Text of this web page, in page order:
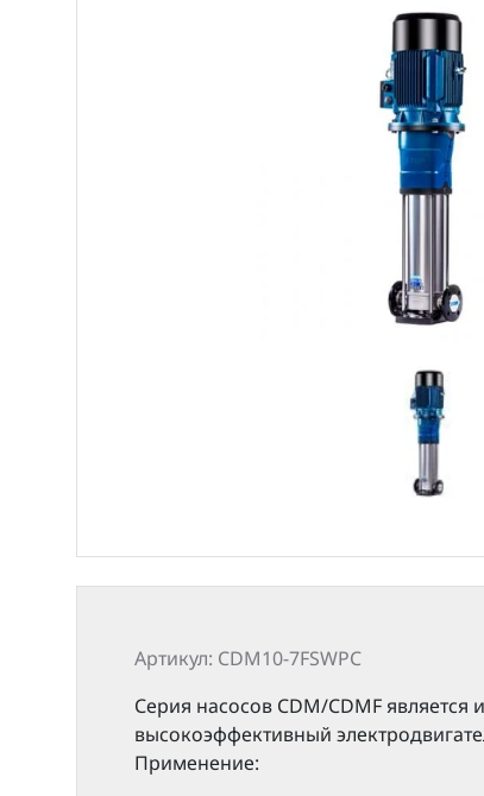
Артикул: CDM10-7FSWPC
Серия насосов CDM/CDMF
высокоэффективный
Применение: